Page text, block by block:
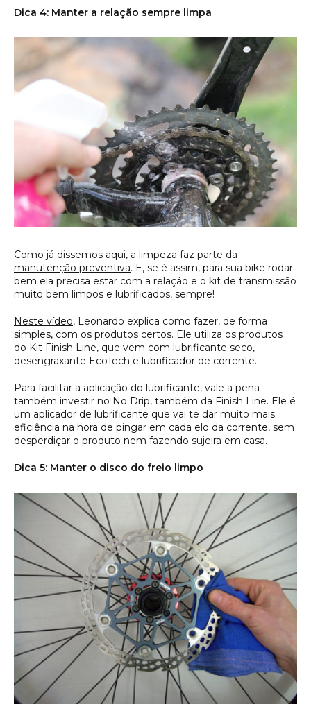
Dica 4: Manter a relação sempre limpa
Como já dissemos aqui, a limpeza faz parte da
manutenção preventiva. E, se é assim, para sua bike rodar
bem ela precisa estar com a relação e o kit de transmissão
muito bem limpos e lubrificados, sempre!
Neste vídeo, Leonardo explica como fazer, de forma
simples, com os produtos certos. Ele utiliza os produtos
do Kit Finish Line, que vem com lubrificante seco,
desengraxante EcoTech e lubrificador de corrente.
Para facilitar a aplicação do lubrificante, vale a pena
também investir no No Drip, também da Finish Line. Ele é
um aplicador de lubrificante que vai te dar muito mais
eficiência na hora de pingar em cada elo da corrente, sem
desperdiçar o produto nem fazendo sujeira em casa.
Dica 5: Manter o disco do freio limpo